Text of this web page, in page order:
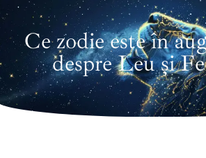
Ce zodie este în
despre Leu și